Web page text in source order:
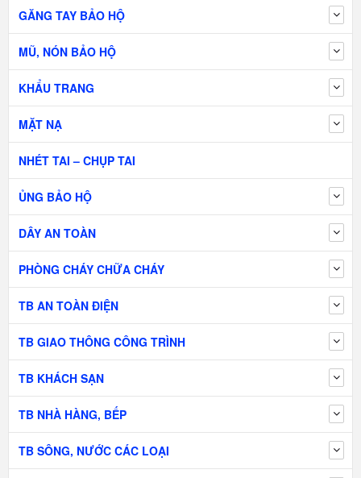
GĂNG TAY BẢO HỘ
MŨ, NÓN BẢO HỘ
KHẨU TRANG
MẶT NẠ
NHÉT TAI – CHỤP TAI
ỦNG BẢO HỘ
DÂY AN TOÀN
PHÒNG CHÁY CHỮA CHÁY
TB AN TOÀN ĐIỆN
TB GIAO THÔNG CÔNG TRÌNH
TB KHÁCH SẠN
TB NHÀ HÀNG, BẾP
TB SÔNG, NƯỚC CÁC LOẠI